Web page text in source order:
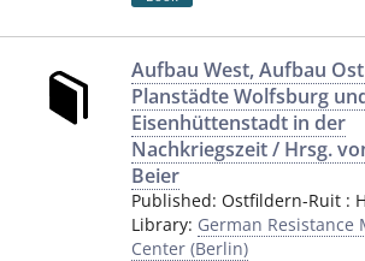
Aufbau West, Aufbau
Planstädte Wolfsburg
Eisenhüttenstadt in der
Nachkriegszeit / Hrsg.
Beier
Published: Ostfildern-Ruit :
Library: German Resistance
Center (Berlin)